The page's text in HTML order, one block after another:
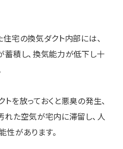
宅の換気ダクト内部には、
蓄積し、換気能力が低下し十
を放っておくと悪臭の発生、
れた空気が宅内に滞留し、人
があります。